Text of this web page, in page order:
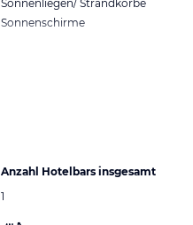
Sonnenliegen/ Strandkörbe
Sonnenschirme
Anzahl Hotelbars insgesamt
1